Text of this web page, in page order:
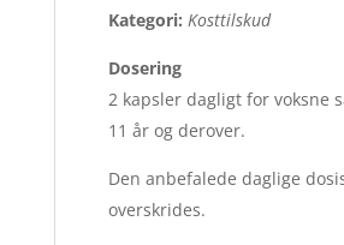
Kategori: Kosttilskud
Dosering
2 kapsler dagligt for voksne
11 år og derover.
Den anbefalede daglige
overskrides.